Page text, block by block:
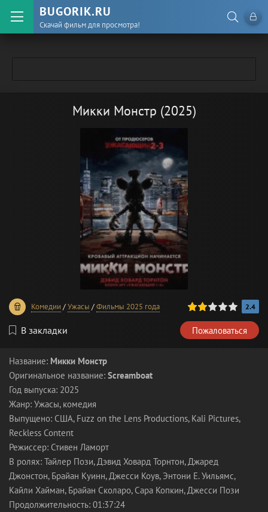
BUGORIK.RU
Скачай фильм для просмотра!
Микки Монстр (2025)
Комедии /Ужасы /Фильмы 2025 года
40 1 2 3 4 2.4
В закладки Пожаловаться
Название: Микки Монстр
Оригинальное название: Screamboat
Год выпуска: 2025
Жанр: Ужасы, комедия
Выпущено: США, Fuzz on the Lens Productions, Kali Pictures,
Reckless Content
Режиссер: Стивен Ламорт
В ролях: Тайлер Пози, Дэвид Ховард Торнтон, Джаред
Джонстон, Брайан Куинн, Джесси Коув, Энтони Е. Уильямс,
Кайли Хайман, Брайан Сколаро, Сара Копкин, Джесси Пози
Продолжительность: 01:37:24